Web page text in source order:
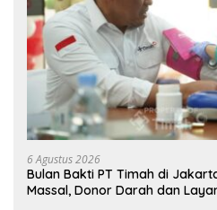
6 Agustus 2026
Bulan Bakti PT Timah di
Massal, Donor Darah dan